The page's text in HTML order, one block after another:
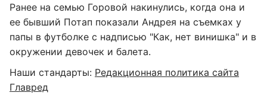
Ранее на семью Горовой накинулись, когда она и
ее бывший Потап показали Андрея на съемках у
папы в футболке с надписью "Как, нет винишка" и в
окружении девочек и балета.
Наши стандарты: Редакционная политика сайта
Главред